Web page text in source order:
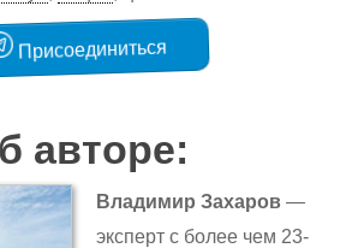
Присоединиться
авторе:
Владимир Захаров —
эксперт с более чем 23-